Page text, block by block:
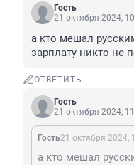
Гость
21 октября 2024,
а кто мешал
зарплату никто не
ОТВЕТИТЬ
Гость
21 октября 2024,
Гость21 октября 2024,